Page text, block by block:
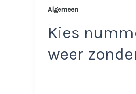
Algemeen
Kies
weer